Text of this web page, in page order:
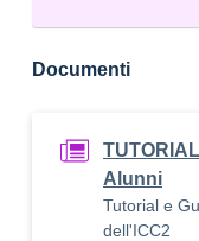
Documenti
Alunni
Tutorial e
dell'ICC2